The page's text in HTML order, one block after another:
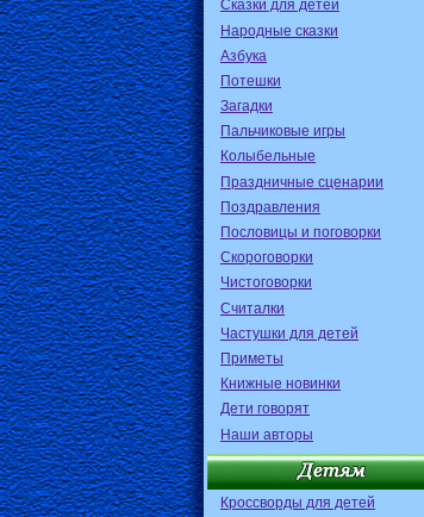
Сказки для детей
Народные сказки
Азбука
Потешки
Загадки
Пальчиковые игры
Колыбельные
Праздничные сценарии
Поздравления
Пословицы и поговорки
Скороговорки
Чистоговорки
Считалки
Частушки для детей
Приметы
Книжные новинки
Дети говорят
Наши авторы
Кроссворды для детей